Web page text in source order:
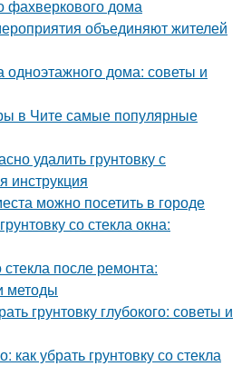
фахверкового дома
объединяют жителей
дома: советы и
в Чите самые популярные
удалить грунтовку с
инструкция
можно посетить в городе
со стекла окна:
стекла после ремонта:
методы
грунтовку глубокого: советы и
как убрать грунтовку со стекла